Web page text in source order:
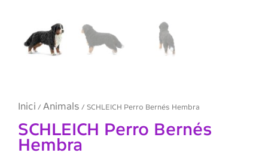
Inici / Animals / SCHLEICH Perro Bernés Hembra
SCHLEICH Perro Bernés
Hembra